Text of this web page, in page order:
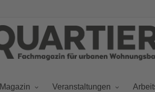
Magazin Veranstaltungen